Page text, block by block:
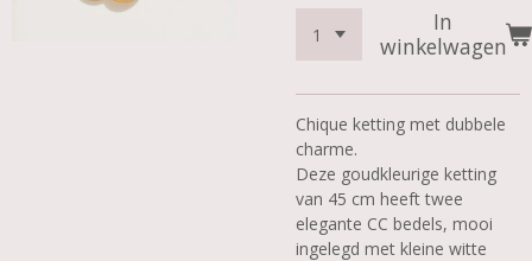
In
winkelwagen
Chique ketting met dubbele
charme.
Deze goudkleurige ketting
van 45 cm heeft twee
elegante CC bedels, mooi
ingelegd met kleine witte